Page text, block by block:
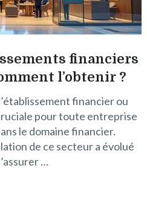
financiers
l’obtenir ?
financier ou
pour toute entreprise
le domaine financier.
de ce secteur a évolué
…